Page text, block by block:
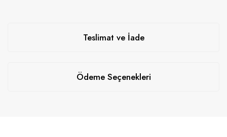
Teslimat ve İade
Ödeme Seçenekleri